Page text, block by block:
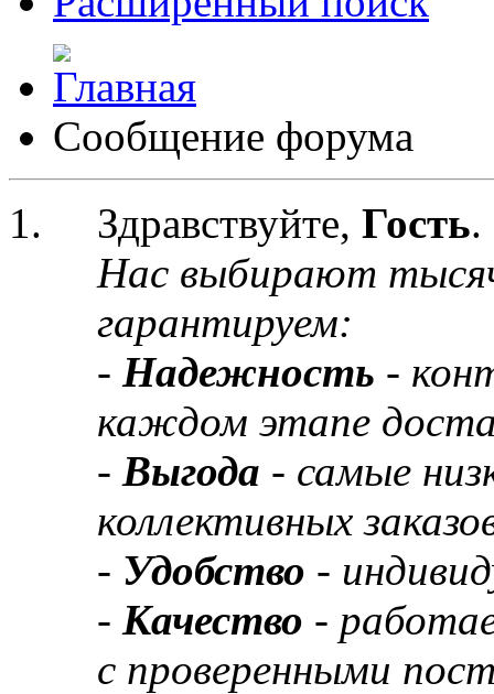
Сообщение форума
Здравствуйте, Гость.
Нас выбирают
гарантируем:
- Надежность -
каждом этапе
- Выгода - самые
коллективных
- Удобство -
- Качество -
с проверенными